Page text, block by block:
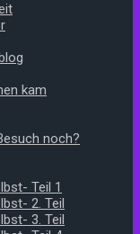
kam
noch?
Teil 1
2. Teil
3. Teil